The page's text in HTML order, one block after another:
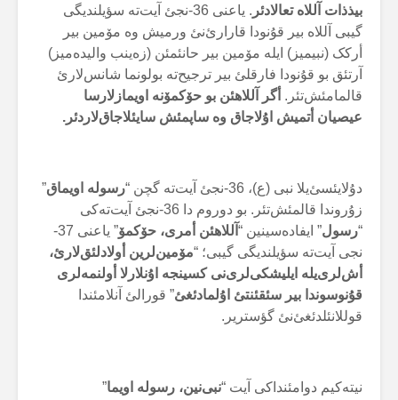
بیذذات آللاە تعالادئر
. یاعنی 36-نجئ آیت‌تە سؤیلندیگی
گیبی آللاە بیر قۇنودا قارارئ‌نئ ورمیش وە مۆمین بیر
أرکک (نبیمیز) ایلە مۆمین بیر حانئمئن (زەینب والیدەمیز)
آرتئق بو قۇنودا فارقلئ بیر ترجیح‌تە بولونما شانس‌لارئ
قالمامئش‌تئر. أگر آللاهئن بو حۆکمۆنە اویمازلارسا
عیصیان أتمیش اۇلاجاق وە ساپمئش سایئلاجاق‌لاردئر.
دۇلایئسئ‌یلا نبی (ع)، 36-نجئ آیت‌تە گچن “ رسولە اویماق”
زۇروندا قالمئش‌تئر. بو دوروم دا 36-نجئ آیت‌تەکی
“رسول” ایفادەسینین “ آللاهئن أمری، حۆکمۆ
” یاعنی 37-
نجی آیت‌تە سؤیلندیگی گیبی؛ “مۆمین‌لرین أولادلئق‌لارئ،
أش‌لری‌یلە ایلیشکی‌لری‌نی کسینجە اۇنلارلا أولنمەلری
قۇنوسوندا بیر سئقئنتئ اۇلمادئغئ” قورالئ آنلامئندا
قوللانئلدئغئ‌نئ گؤستریر.
نیتەکیم دوامئنداکی آیت “نبی‌نین، رسولە اویما”